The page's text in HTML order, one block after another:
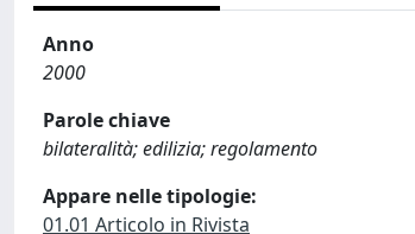
Anno
2000
Parole chiave
bilateralità; edilizia; regolamento
Appare nelle tipologie:
01.01 Articolo in Rivista